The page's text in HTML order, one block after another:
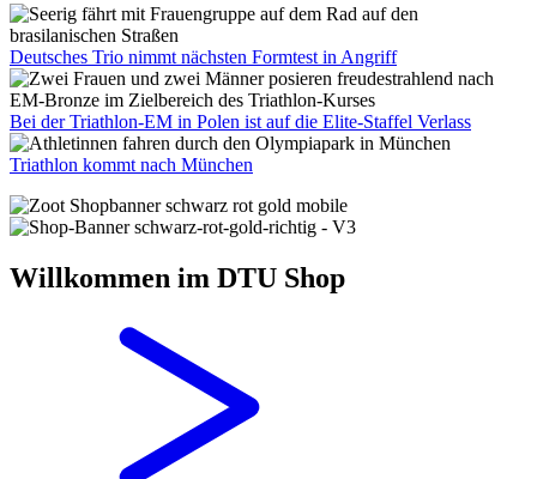
Deutsches Trio nimmt nächsten Formtest in Angriff
Bei der Triathlon-EM in Polen ist auf die Elite-Staffel Verlass
Triathlon kommt nach München
Willkommen im DTU Shop